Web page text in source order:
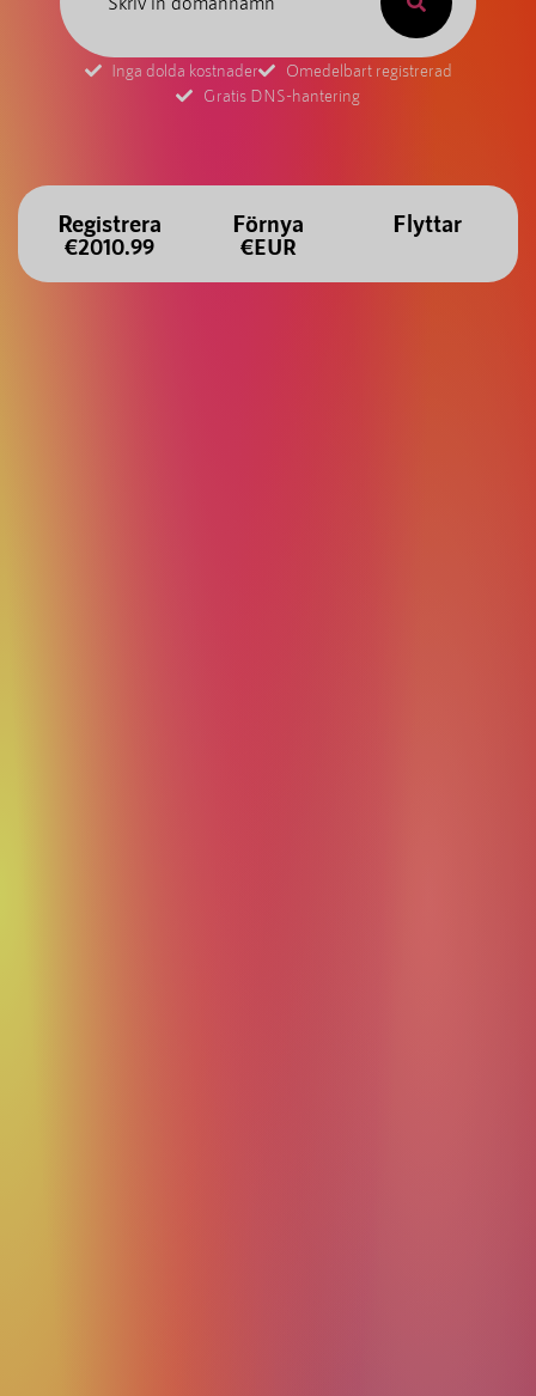
Inga dolda kostnader
Omedelbart registrerad
Gratis DNS-hantering
Registrera
€2010.99
Förnya
€EUR
Flyttar